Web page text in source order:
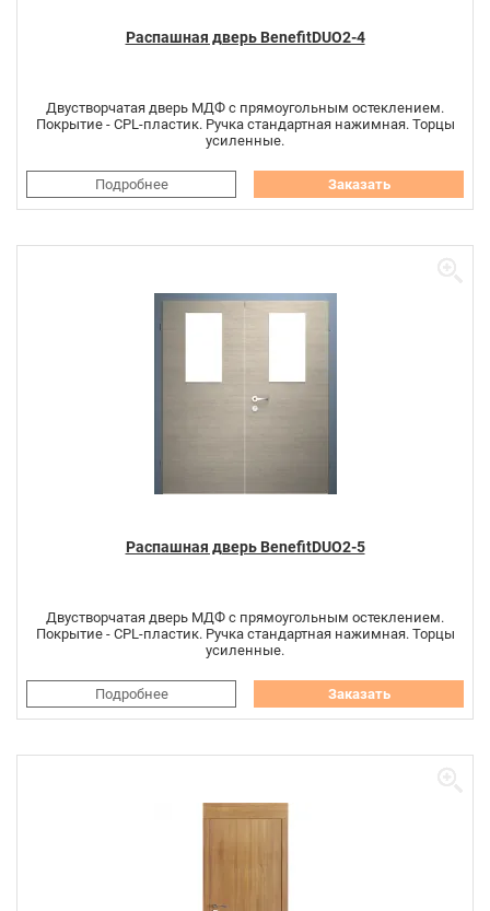
Распашная дверь BenefitDUO2-4
Двустворчатая дверь МДФ с прямоугольным остеклением.
Покрытие - CPL-пластик. Ручка стандартная нажимная. Торцы
усиленные.
Подробнее Заказать
Распашная дверь BenefitDUO2-5
Двустворчатая дверь МДФ с прямоугольным остеклением.
Покрытие - CPL-пластик. Ручка стандартная нажимная. Торцы
усиленные.
Подробнее Заказать